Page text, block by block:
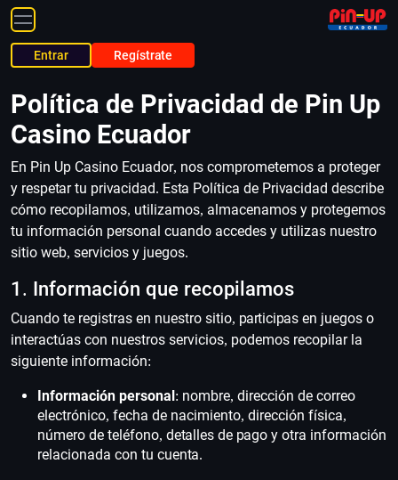
Entrar Regístrate
Main/Política de Privacidad
Política de Privacidad de Pin Up
Casino Ecuador
En Pin Up Casino Ecuador, nos comprometemos a proteger
y respetar tu privacidad. Esta Política de Privacidad describe
cómo recopilamos, utilizamos, almacenamos y protegemos
tu información personal cuando accedes y utilizas nuestro
sitio web, servicios y juegos.
1. Información que recopilamos
Cuando te registras en nuestro sitio, participas en juegos o
interactúas con nuestros servicios, podemos recopilar la
siguiente información:
Información personal: nombre, dirección de correo
electrónico, fecha de nacimiento, dirección física,
número de teléfono, detalles de pago y otra información
relacionada con tu cuenta.